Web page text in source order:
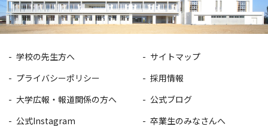
学校の先生方へ
サイトマップ
プライバシーポリシー
採用情報
大学広報・報道関係の方へ
公式ブログ
公式Instagram
卒業生のみなさんへ